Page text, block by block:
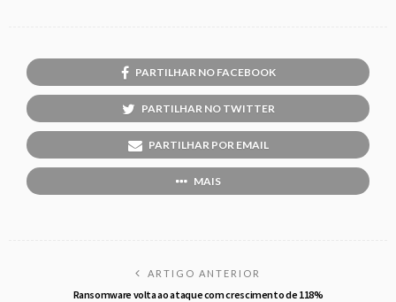
PARTILHAR NO FACEBOOK
PARTILHAR NO TWITTER
PARTILHAR POR EMAIL
MAIS
ARTIGO ANTERIOR
Ransomware volta ao ataque com crescimento de 118%